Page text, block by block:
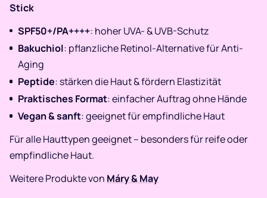
Stick
SPF50+/PA++++: hoher UVA- & UVB-Schutz
Bakuchiol: pflanzliche Retinol-Alternative für Anti-
Aging
Peptide: stärken die Haut & fördern Elastizität
Praktisches Format: einfacher Auftrag ohne Hände
Vegan & sanft: geeignet für empfindliche Haut
Für alle Hauttypen geeignet – besonders für reife oder
empfindliche Haut.
Weitere Produkte von Máry & May